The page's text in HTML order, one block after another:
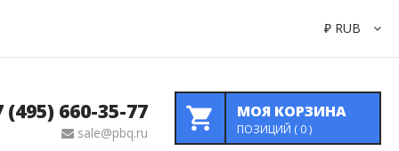
₽ RUB
МОЯ КОРЗИНА
ПОЗИЦИЙ ( 0)
(495) 660-35-77
sale@pbq.ru